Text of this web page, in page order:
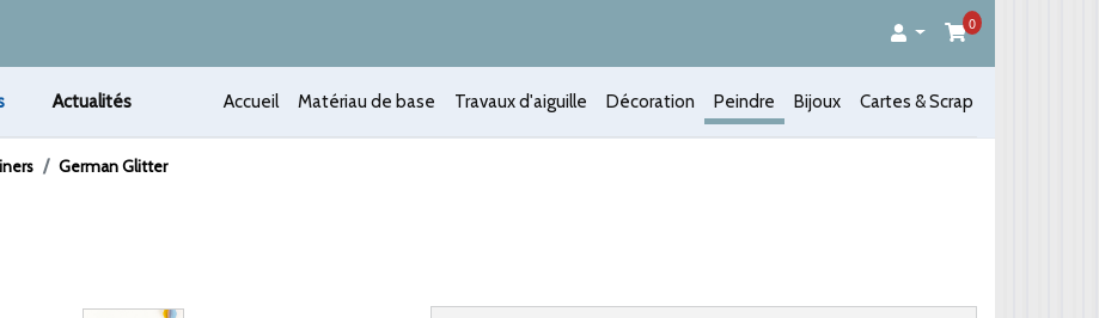
0
Actualités Accueil Matériau de base Travaux d'aiguille Décoration Peindre Bijoux Cartes & Scrap
German Glitter